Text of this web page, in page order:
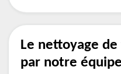
Le nettoyage
par notre